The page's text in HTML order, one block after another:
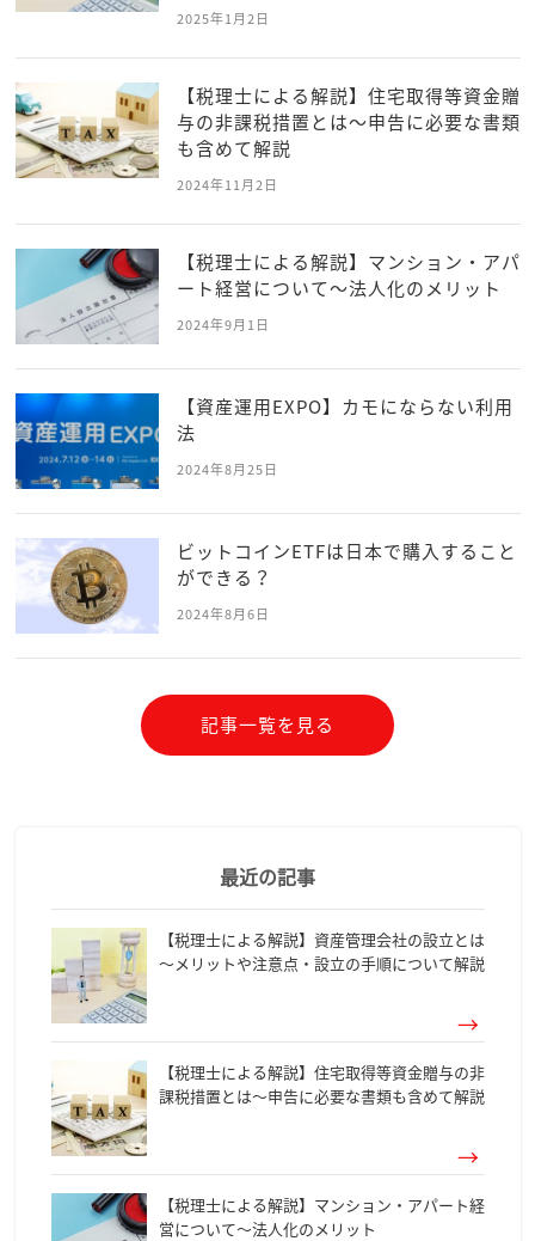
2025年1月2日
【税理士による解説】住宅取得等資金贈
与の非課税措置とは～申告に必要な書類
も含めて解説
2024年11月2日
【税理士による解説】マンション・アパ
ート経営について～法人化のメリット
2024年9月1日
【資産運用EXPO】カモにならない利用
法
2024年8月25日
ビットコインETFは日本で購入すること
ができる？
2024年8月6日
記事一覧を見る
最近の記事
【税理士による解説】資産管理会社の設立とは
～メリットや注意点・設立の手順について解説
【税理士による解説】住宅取得等資金贈与の非
課税措置とは～申告に必要な書類も含めて解説
【税理士による解説】マンション・アパート経
営について～法人化のメリット